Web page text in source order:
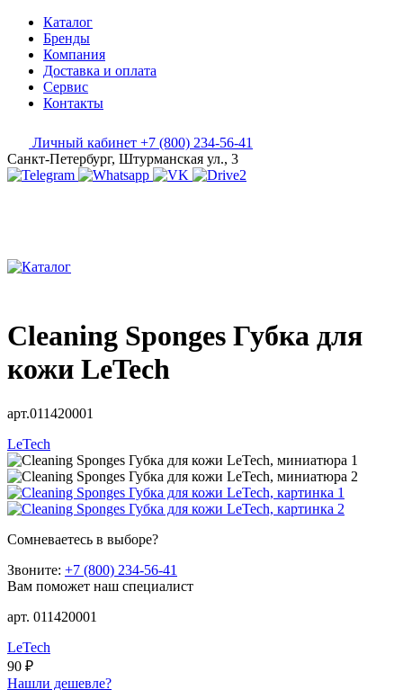
Каталог
Бренды
Компания
Доставка и оплата
Сервис
Контакты
Личный кабинет +7 (800) 234-56-41
Санкт-Петербург, Штурманская ул., 3
Cleaning Sponges Губка для
кожи LeTech
арт.011420001
LeTech
Сомневаетесь в выборе?
Звоните: +7 (800) 234-56-41
Вам поможет наш специалист
арт. 011420001
LeTech
90 ₽
Нашли дешевле?